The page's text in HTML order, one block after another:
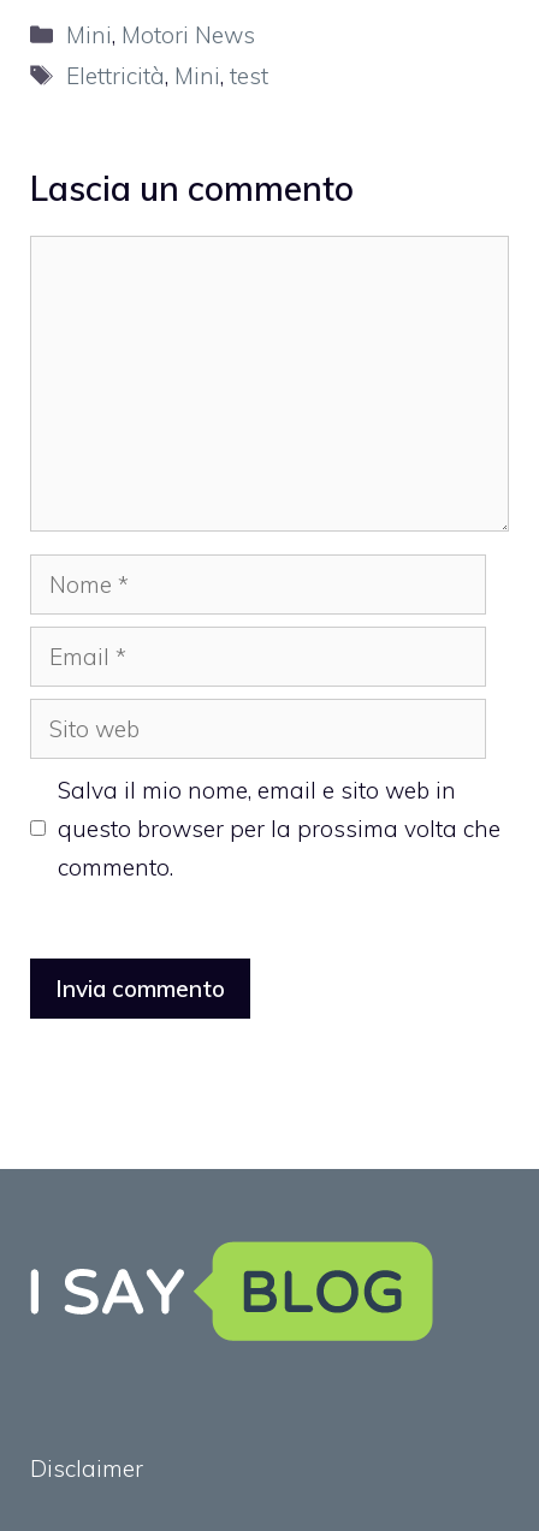
Categorie
Mini, Motori News
Tag
Elettricità, Mini,test
Lascia un commento
Nome
Email
Sito
web
Salva il mio nome, email e sito web in
questo browser per la prossima volta che
commento.
Disclaimer